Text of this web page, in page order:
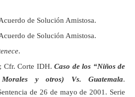
de Solución Amistosa.
de Solución Amistosa.
.
Cfr. Corte IDH. Caso de los “Niños de
y otros) Vs. Guatemala.
de 26 de mayo de 2001. Serie